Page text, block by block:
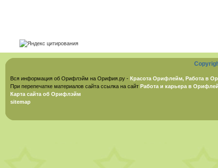
Вся информация об Орифлэйм на Орифия.ру - Красота Орифлейм, Работа в
При перепечатке материалов сайта ссылка на сайт Работа и карьера в
Карта сайта об Орифлэйм
sitemap